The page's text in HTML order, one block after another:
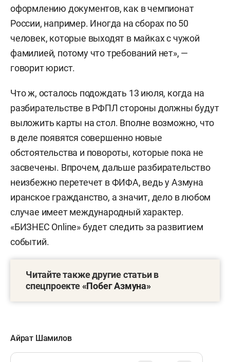
оформлению документов, как в чемпионат
России, например. Иногда на сборах по 50
человек, которые выходят в майках с чужой
фамилией, потому что требований нет», —
говорит юрист.
Что ж, осталось подождать 13 июля, когда на
разбирательстве в РФПЛ стороны должны будут
выложить карты на стол. Вполне возможно, что
в деле появятся совершенно новые
обстоятельства и повороты, которые пока не
засвечены. Впрочем, дальше разбирательство
неизбежно перетечет в ФИФА, ведь у Азмуна
иранское гражданство, а значит, дело в любом
случае имеет международный характер.
«БИЗНЕС Online» будет следить за развитием
событий.
Читайте также другие статьи в
спецпроекте«Побег Азмуна»
Айрат Шамилов